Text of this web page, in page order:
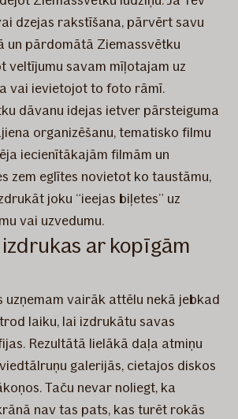
dzejas rakstīšana, pārvērt savu
un pārdomātā Ziemassvētku
veltījumu savam mīļotajam uz
vai ievietojot to foto rāmī.
dāvanu idejas ietver pārsteiguma
organizēšanu, tematisko filmu
iecienītākajām filmām un
zem eglītes novietot ko taustāmu,
joku “ieejas biļetes” uz
vai uzvedumu.
ar kopīgām
uzņemam vairāk attēlu nekā jebkad
laiku, lai izdrukātu savas
Rezultātā lielākā daļa atmiņu
galerijās, cietajos diskos
Taču nevar noliegt, ka
nav tas pats, kas turēt rokās